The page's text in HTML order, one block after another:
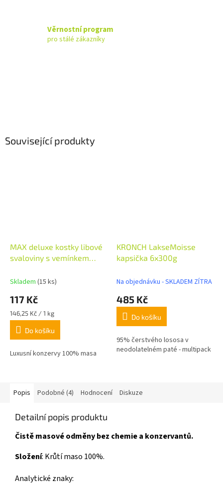
Věrnostní program
pro stálé zákazníky
Související produkty
MAX deluxe kostky libové
svaloviny s vemínkem
Skladem (15 ks)
117 Kč
Měrná
cena:
146,25 Kč / 1 kg
Do košíku
Luxusní konzervy 100% masa
KRONCH LakseMoisse
kapsička 6x300g
Na objednávku - SKLADEM ZÍTRA
485 Kč
Do košíku
95% čerstvého lososa v
neodolatelném paté - multipack
Popis Podobné (4) Hodnocení Diskuze
Detailní popis produktu
Čistě masové odměny bez chemie a konzervantů.
Složení: Krůtí maso 100%.
Analytické znaky: